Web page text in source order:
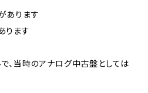
あります
ります
、当時のアナログ中古盤としては